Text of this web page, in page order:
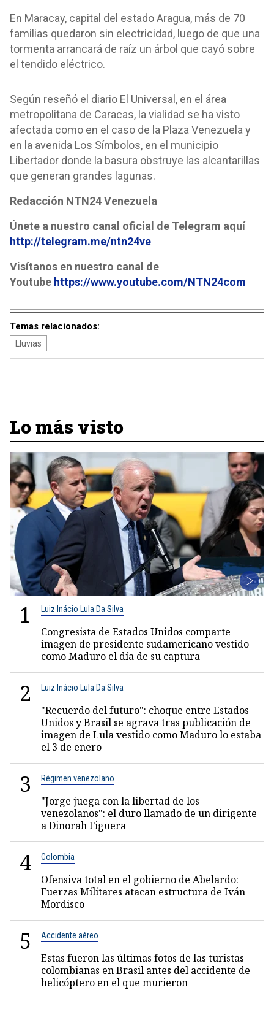
En Maracay, capital del estado Aragua, más de 70
familias quedaron sin electricidad, luego de que una
tormenta arrancará de raíz un árbol que cayó sobre
el tendido eléctrico.
Según reseñó el diario El Universal, en el área
metropolitana de Caracas, la vialidad se ha visto
afectada como en el caso de la Plaza Venezuela y
en la avenida Los Símbolos, en el municipio
Libertador donde la basura obstruye las alcantarillas
que generan grandes lagunas.
Redacción NTN24 Venezuela
Únete a nuestro canal oficial de Telegram aquí
http://telegram.me/ntn24ve
Visítanos en nuestro canal de
Youtube https://www.youtube.com/NTN24com
Temas relacionados:
Lluvias
Lo más visto
1 Luiz Inácio Lula Da Silva
Congresista de Estados Unidos comparte
imagen de presidente sudamericano vestido
como Maduro el día de su captura
2 Luiz Inácio Lula Da Silva
"Recuerdo del futuro": choque entre Estados
Unidos y Brasil se agrava tras publicación de
imagen de Lula vestido como Maduro lo estaba
el 3 de enero
3 Régimen venezolano
"Jorge juega con la libertad de los
venezolanos": el duro llamado de un dirigente
a Dinorah Figuera
4 Colombia
Ofensiva total en el gobierno de Abelardo:
Fuerzas Militares atacan estructura de Iván
Mordisco
5 Accidente aéreo
Estas fueron las últimas fotos de las turistas
colombianas en Brasil antes del accidente de
helicóptero en el que murieron